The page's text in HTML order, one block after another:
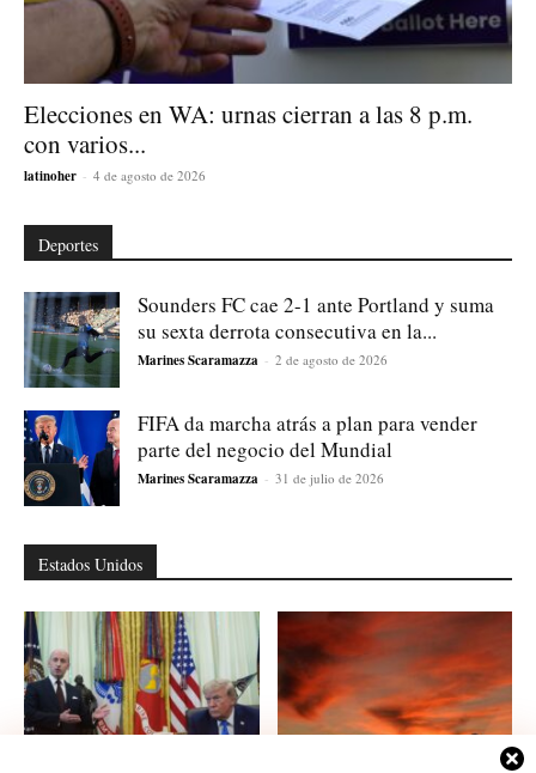
Elecciones en WA: urnas cierran a las 8 p.m.
con varios...
latinoher - 4 de agosto de 2026
Deportes
Sounders FC cae 2-1 ante Portland y suma
su sexta derrota consecutiva en la...
Marines Scaramazza - 2 de agosto de 2026
FIFA da marcha atrás a plan para vender
parte del negocio del Mundial
Marines Scaramazza - 31 de julio de 2026
Estados Unidos